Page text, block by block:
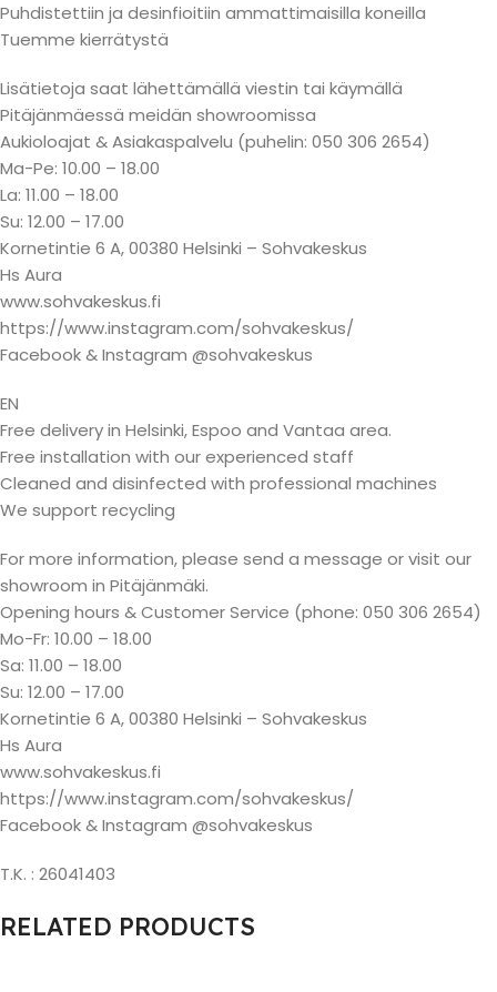
Puhdistettiin ja desinfioitiin ammattimaisilla koneilla
Tuemme kierrätystä
Lisätietoja saat lähettämällä viestin tai käymällä
Pitäjänmäessä meidän showroomissa
Aukioloajat & Asiakaspalvelu (puhelin: 050 306 2654)
Ma-Pe: 10.00 – 18.00
La: 11.00 – 18.00
Su: 12.00 – 17.00
Kornetintie 6 A, 00380 Helsinki – Sohvakeskus
Hs Aura
www.sohvakeskus.fi
https://www.instagram.com/sohvakeskus/
Facebook & Instagram @sohvakeskus
EN
Free delivery in Helsinki, Espoo and Vantaa area.
Free installation with our experienced staff
Cleaned and disinfected with professional machines
We support recycling
For more information, please send a message or visit our
showroom in Pitäjänmäki.
Opening hours & Customer Service (phone: 050 306 2654)
Mo-Fr: 10.00 – 18.00
Sa: 11.00 – 18.00
Su: 12.00 – 17.00
Kornetintie 6 A, 00380 Helsinki – Sohvakeskus
Hs Aura
www.sohvakeskus.fi
https://www.instagram.com/sohvakeskus/
Facebook & Instagram @sohvakeskus
T.K. : 26041403
RELATED PRODUCTS